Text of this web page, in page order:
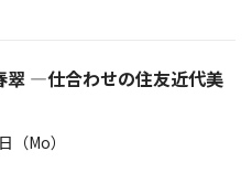
翠 ―仕合わせの住友近代美
（Mo）